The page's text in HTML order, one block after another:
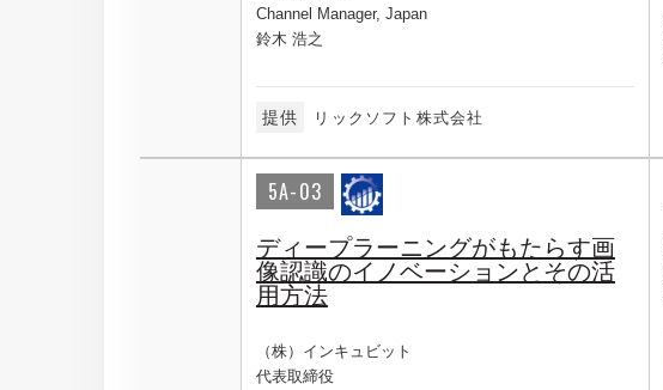
Channel Manager, Japan
鈴木 浩之
提供 リックソフト株式会社
5A-03
ディープラーニングがもたらす画
像認識のイノベーションとその活
用方法
（株）インキュビット
代表取締役